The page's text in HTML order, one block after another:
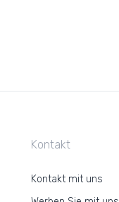
Kontakt
Kontakt mit uns